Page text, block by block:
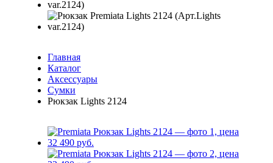
Главная
Каталог
Аксессуары
Сумки
Рюкзак Lights 2124